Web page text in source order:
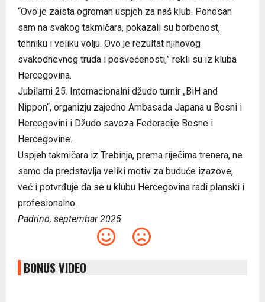
“Ovo je zaista ogroman uspjeh za naš klub. Ponosan
sam na svakog takmičara, pokazali su borbenost,
tehniku i veliku volju. Ovo je rezultat njihovog
svakodnevnog truda i posvećenosti,” rekli su iz kluba
Hercegovina.
Jubilarni 25. Internacionalni džudo turnir „BiH and
Nippon“, organizju zajedno Ambasada Japana u Bosni i
Hercegovini i Džudo saveza Federacije Bosne i
Hercegovine.
Uspjeh takmičara iz Trebinja, prema riječima trenera, ne
samo da predstavlja veliki motiv za buduće izazove,
već i potvrđuje da se u klubu Hercegovina radi planski i
profesionalno.
Padrino, septembar 2025.
BONUS VIDEO